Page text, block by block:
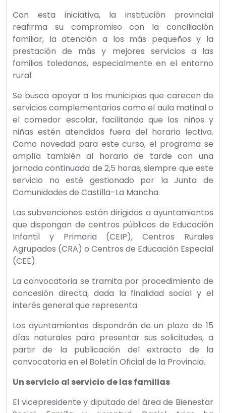
Con esta iniciativa, la institución provincial
reafirma su compromiso con la conciliación
familiar, la atención a los más pequeños y la
prestación de más y mejores servicios a las
familias toledanas, especialmente en el entorno
Se busca apoyar a los municipios que carecen de
servicios complementarios como el aula matinal o
el comedor escolar, facilitando que los niños y
niñas estén atendidos fuera del horario lectivo.
Como novedad para este curso, el programa se
amplía también al horario de tarde con una
jornada continuada de 2,5 horas, siempre que este
servicio no esté gestionado por la Junta de
Las subvenciones están dirigidas a ayuntamientos
que dispongan de centros públicos de Educación
Infantil y Primaria (CEIP), Centros Rurales
Agrupados (CRA) o Centros de Educación Especial
La convocatoria se tramita por procedimiento de
concesión directa, dada la finalidad social y el
Los ayuntamientos dispondrán de un plazo de 15
días naturales para presentar sus solicitudes, a
partir de la publicación del extracto de la